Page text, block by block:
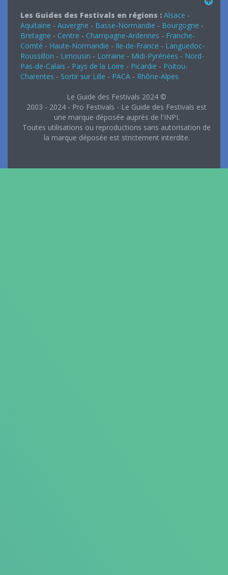
Les Guides des Festivals en régions : Alsace -
Aquitaine - Auvergne - Basse-Normandie - Bourgogne -
Bretagne - Centre - Champagne-Ardennes - Franche-
Comté - Haute-Normandie - Ile-de-France - Languedoc-
Roussillon - Limousin - Lorraine - Midi-Pyrénées - Nord-
Pas-de-Calais - Pays de la Loire - Picardie - Poitou-
Charentes - Sortir sur Lille - PACA - Rhône-Alpes
Le Guide des Festivals 2024 ©
2003 - 2024 - Pro Festivals - Le Guide des Festivals est
une marque déposée auprès de l'INPI.
Toutes utilisations ou reproductions sans autorisation de
la marque déposée est strictement interdite.